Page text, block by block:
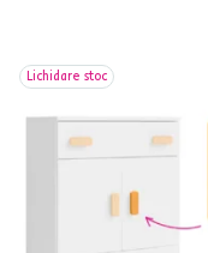
Lichidare stoc